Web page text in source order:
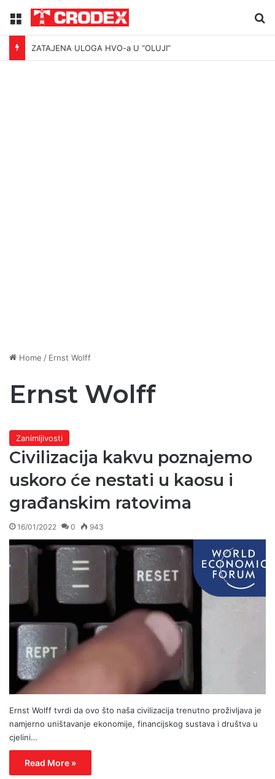
Menu
ZATAJENA ULOGA HVO-a U “OLUJI”
Home / Ernst Wolff
Ernst Wolff
Zanimljivosti
Civilizacija kakvu poznajemo
uskoro će nestati u kaosu i
građanskim ratovima
16/01/2022 0 943
Ernst Wolff tvrdi da ovo što naša civilizacija trenutno proživljava je
namjerno uništavanje ekonomije, financijskog sustava i društva u
cjelini…
Read More »